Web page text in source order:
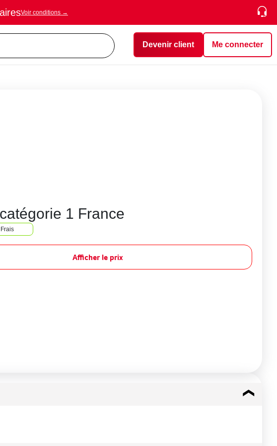
Voir conditions →
Devenir client Me connecter
1 France
Frais
Afficher le prix